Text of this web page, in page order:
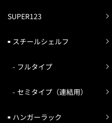
SUPER123
スチールシェルフ
フルタイプ
セミタイプ（連結用）
ハンガーラック